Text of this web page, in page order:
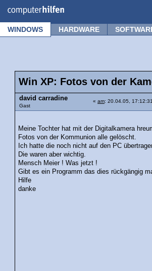
WINDOWS HARDWARE
Win XP: Fotos von der
david carradine
Gast
« am: 20.04.05,
Meine Tochter hat mit der Digitalkamera
Fotos von der Kommunion alle gelöscht.
Ich hatte die noch nicht auf den PC
Die waren aber wichtig.
Mensch Meier ! Was jetzt !
Gibt es ein Programm das dies rückgängig
Hilfe
danke